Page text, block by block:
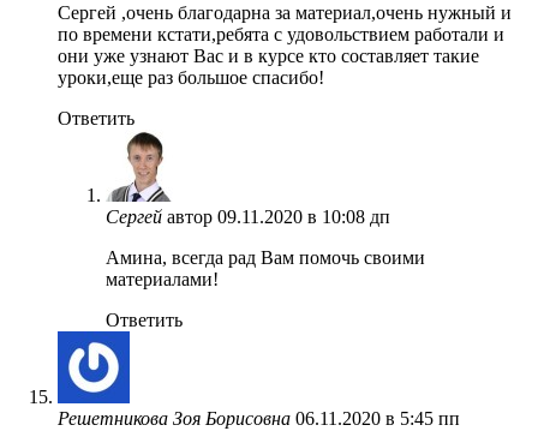
Сергей ,очень благодарна за материал,очень нужный и
по времени кстати,ребята с удовольствием работали и
они уже узнают Вас и в курсе кто составляет такие
уроки,еще раз большое спасибо!
Ответить
Сергей автор 09.11.2020 в 10:08 дп
Амина, всегда рад Вам помочь своими
материалами!
Ответить
Решетникова Зоя Борисовна 06.11.2020 в 5:45 пп